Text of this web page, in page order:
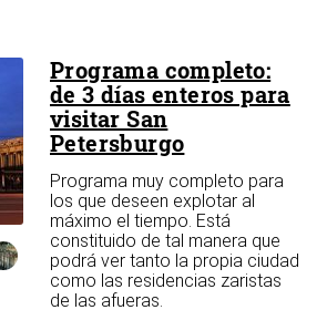
Programa completo:
de 3 días enteros para
visitar San
Petersburgo
Programa muy completo para
los que deseen explotar al
máximo el tiempo. Está
constituido de tal manera que
podrá ver tanto la propia ciudad
como las residencias zaristas
de las afueras.